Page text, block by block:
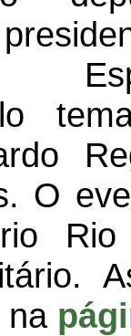
O
na